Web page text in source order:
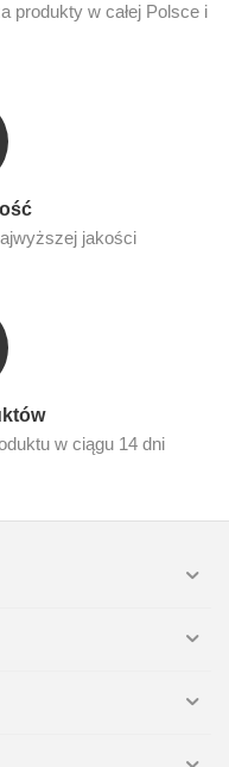
produkty w całej Polsce i
jakości
w ciągu 14 dni